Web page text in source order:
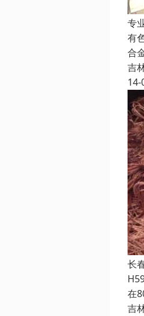
专
有
合
吉
14-
长
在
吉